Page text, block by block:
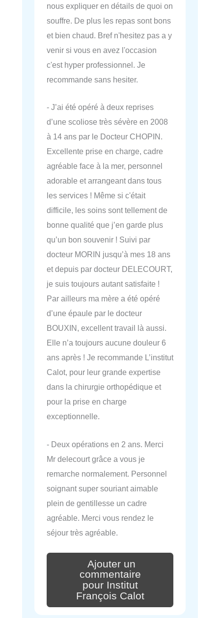
nous expliquer en détails de quoi on
souffre. De plus les repas sont bons
et bien chaud. Bref n'hesitez pas a y
venir si vous en avez l'occasion
c'est hyper professionnel. Je
recommande sans hesiter.
- J’ai été opéré à deux reprises
d’une scoliose très sévère en 2008
à 14 ans par le Docteur CHOPIN.
Excellente prise en charge, cadre
agréable face à la mer, personnel
adorable et arrangeant dans tous
les services ! Même si c'était
difficile, les soins sont tellement de
bonne qualité que j’en garde plus
qu’un bon souvenir ! Suivi par
docteur MORIN jusqu’à mes 18 ans
et depuis par docteur DELECOURT,
je suis toujours autant satisfaite !
Par ailleurs ma mère a été opéré
d’une épaule par le docteur
BOUXIN, excellent travail là aussi.
Elle n’a toujours aucune douleur 6
ans après ! Je recommande L’institut
Calot, pour leur grande expertise
dans la chirurgie orthopédique et
pour la prise en charge
exceptionnelle.
- Deux opérations en 2 ans. Merci
Mr delecourt grâce a vous je
remarche normalement. Personnel
soignant super souriant aimable
plein de gentillesse un cadre
agréable. Merci vous rendez le
séjour très agréable.
Ajouter un
commentaire
pour Institut
François Calot